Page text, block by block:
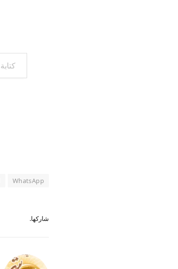
كتابة بريدك الإلكتروني...
WhatsApp
شاركها.